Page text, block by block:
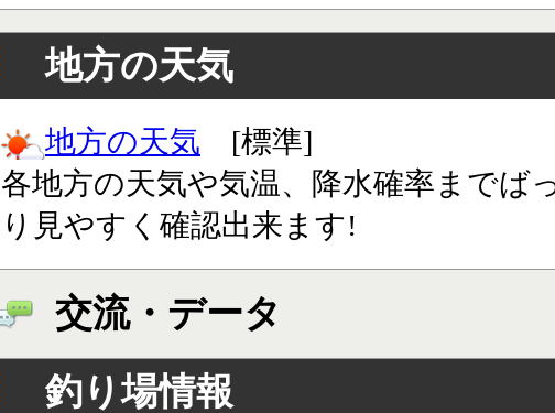
地方の天気
地方の天気 [標準]
各地方の天気や気温、降水確率までば
り見やすく確認出来ます!
交流・データ
釣り場情報